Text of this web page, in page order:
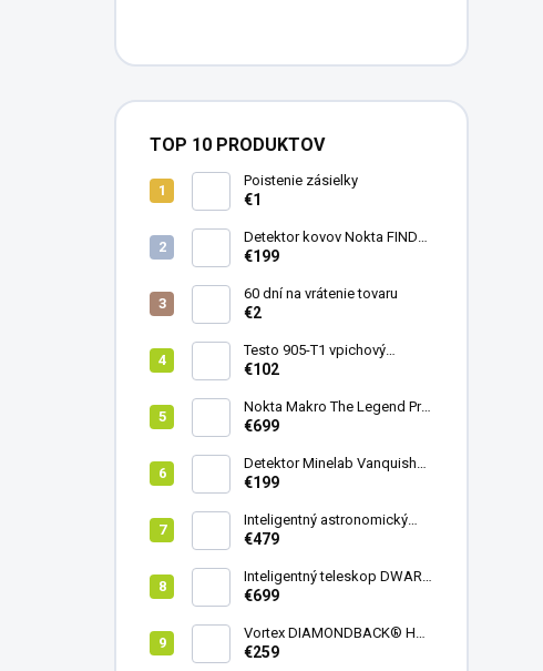
TOP 10 PRODUKTOV
Poistenie zásielky
€1
Detektor kovov Nokta FINDX
Pro
€199
60 dní na vrátenie tovaru
€2
Testo 905-T1 vpichový
teplomer
€102
Nokta Makro The Legend Pro
Pack - model 2024
€699
Detektor Minelab Vanquish
340
€199
Inteligentný astronomický
teleskop DwarfLab Dwarf
€479
Inteligentný teleskop DWARF
III + originálny statív DWARF 3
€699
Vortex DIAMONDBACK® HD
8X42
€259